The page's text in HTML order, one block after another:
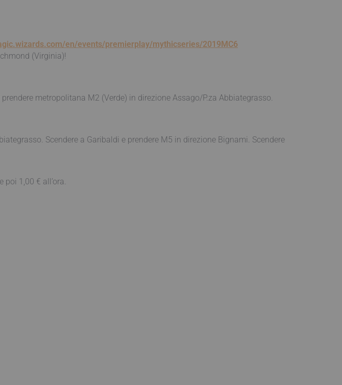
en/events/premierplay/mythicseries/2019MC6
(Virginia)!
metropolitana M2 (Verde) in direzione Assago/P.za Abbiategrasso.
Scendere a Garibaldi e prendere M5 in direzione Bignami. Scendere
1,00 € all’ora.